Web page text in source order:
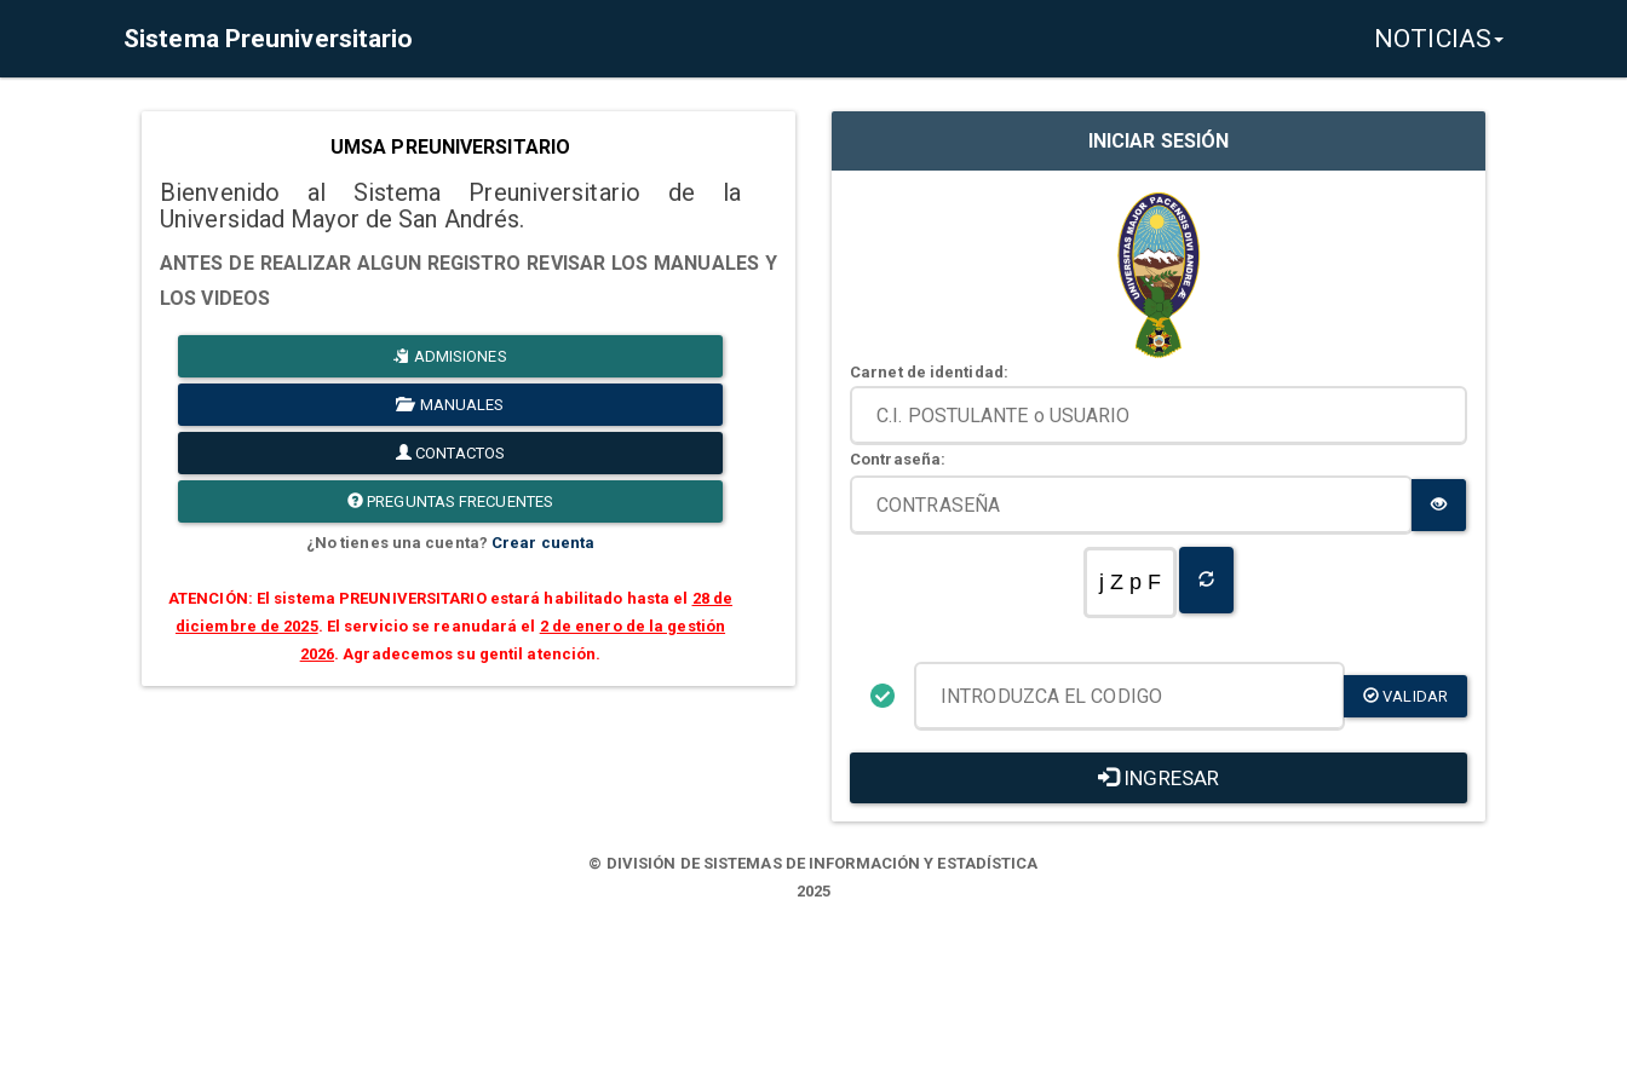
Sistema Preuniversitario NOTICIAS
UMSA PREUNIVERSITARIO
Bienvenido al Sistema Preuniversitario de la
Universidad Mayor de San Andrés.
ANTES DE REALIZAR ALGUN REGISTRO REVISAR LOS MANUALES Y
LOS VIDEOS
ADMISIONES
MANUALES
CONTACTOS
PREGUNTAS FRECUENTES
¿No tienes una cuenta? Crear cuenta
ATENCIÓN: El sistema PREUNIVERSITARIO estará habilitado hasta el 28 de
diciembre de 2025. El servicio se reanudará el 2 de enero de la gestión
2026. Agradecemos su gentil atención.
INICIAR SESIÓN
Carnet de identidad:
Contraseña:
j Z p F
VALIDAR
INGRESAR
© DIVISIÓN DE SISTEMAS DE INFORMACIÓN Y ESTADÍSTICA
2025